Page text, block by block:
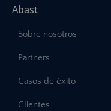
Abast
Sobre nosotros
Partners
Casos de éxito
Clientes